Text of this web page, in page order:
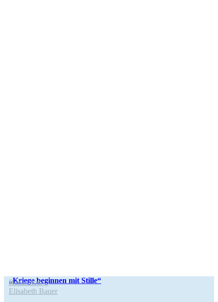
„Kriege begin­nen mit Stille“
Rezen­sion
Eli­sa­beth Bauer